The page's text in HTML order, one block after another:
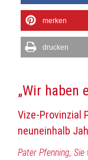
merken
drucken
„Wir haben
Vize-Provinzial
neuneinhalb
Pater Pfenning,